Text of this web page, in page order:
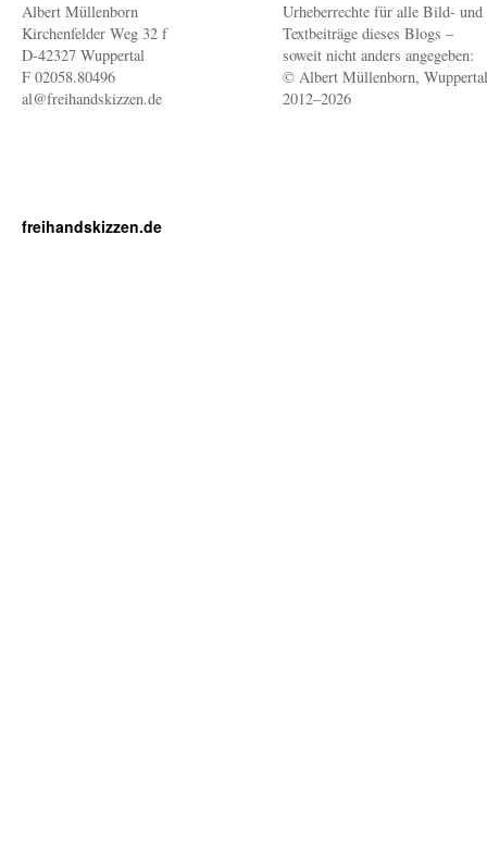
Albert Müllenborn
Kirchenfelder Weg 32 f
D-42327 Wuppertal
F 02058.80496
al@freihandskizzen.de
Urheberrechte für alle Bild- und
Textbeiträge dieses Blogs –
soweit nicht anders angegeben:
© Albert Müllenborn, Wuppertal
2012–2026
freihandskizzen.de